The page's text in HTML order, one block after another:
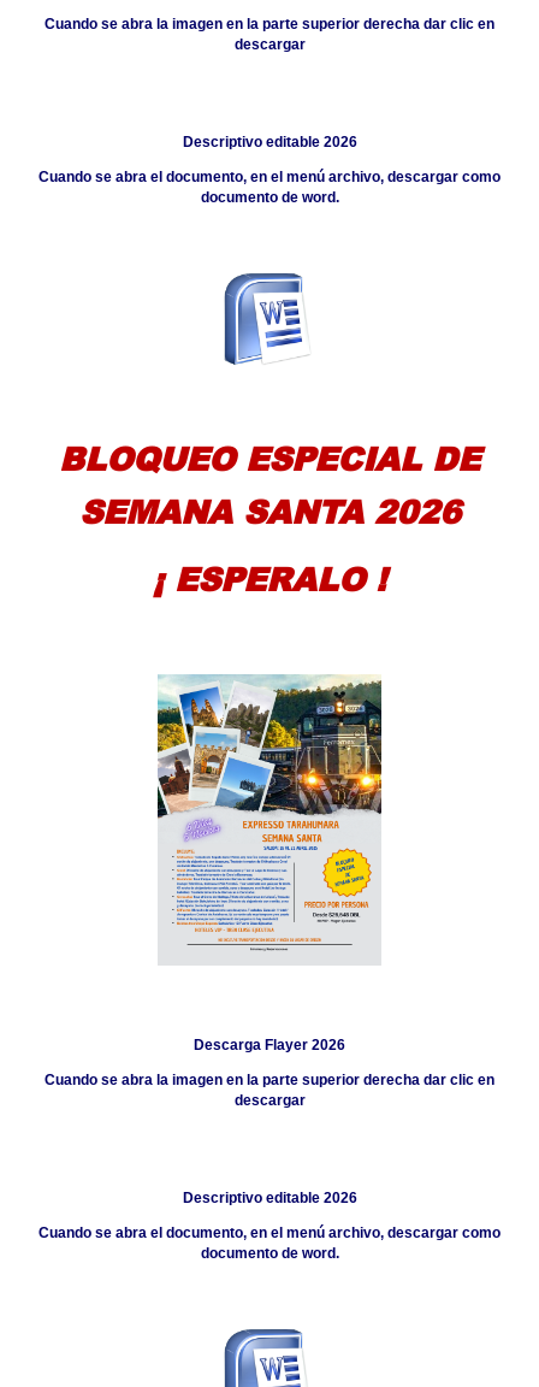
Cuando se abra la imagen en la parte superior derecha dar clic en
descargar
Descriptivo editable 2026
Cuando se abra el documento, en el menú archivo, descargar como
documento de word.
BLOQUEO ESPECIAL DE
SEMANA SANTA 2026
¡ ESPERALO !
Descarga Flayer 2026
Cuando se abra la imagen en la parte superior derecha dar clic en
descargar
Descriptivo editable 2026
Cuando se abra el documento, en el menú archivo, descargar como
documento de word.